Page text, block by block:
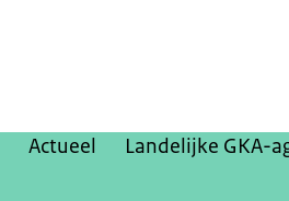
Actueel Landelijke GKA-